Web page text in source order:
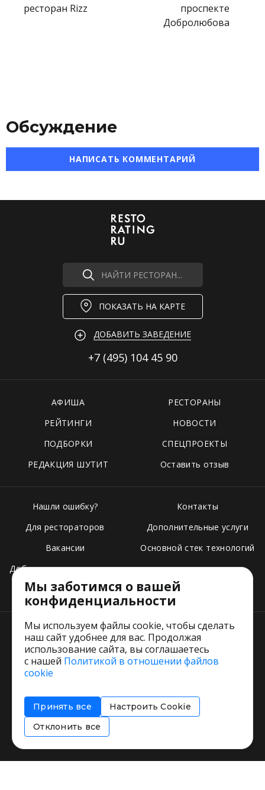
ресторан Rizz
проспекте
Добролюбова
Обсуждение
НАПИСАТЬ КОММЕНТАРИЙ
НАЙТИ РЕСТОРАН...
ПОКАЗАТЬ НА КАРТЕ
ДОБАВИТЬ ЗАВЕДЕНИЕ
+7 (495) 104 45 90
АФИША
РЕСТОРАНЫ
РЕЙТИНГИ
НОВОСТИ
ПОДБОРКИ
СПЕЦПРОЕКТЫ
РЕДАКЦИЯ ШУТИТ
Оставить отзыв
Нашли ошибку?
Для рестораторов
Вакансии
Добавить свое заведение
Тарифы
Контакты
Дополнительные услуги
Основной стек технологий
Пользовательское соглашение
Соглашение об информировании
Политика использования cookies
Мы заботимся о вашей
конфиденциальности
Мы используем файлы cookie, чтобы сделать
наш сайт удобнее для вас. Продолжая
использование сайта, вы соглашаетесь
с нашей Политикой в отношении файлов
cookie
Принять все
Настроить Cookie
Отклонить все